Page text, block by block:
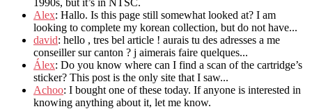
Alex: Hallo. Is this page still somewhat looked at? I am
looking to complete my korean collection, but do not have...
david: hello , tres bel article ! aurais tu des adresses a me
conseiller sur canton ? j aimerais faire quelques...
Álex: Do you know where can I find a scan of the cartridge’s
sticker? This post is the only site that I saw...
Achoo: I bought one of these today. If anyone is interested in
knowing anything about it, let me know.